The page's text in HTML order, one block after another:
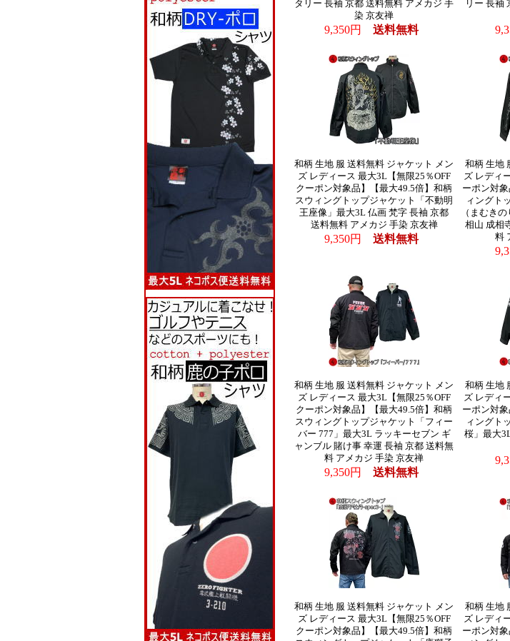
タリー 長袖 京都 送料無料 アメカジ 手
染 京友禅
9,350円 送料無料
リー 長袖
和柄 生地 服 送料無料 ジャケット メン
ズ レディース 最大3L【無限25％OFF
クーポン対象品】【最大49.5倍】和柄
スウィングトップジャケット「不動明
王座像」最大3L 仏画 梵字 長袖 京都
送料無料 アメカジ 手染 京友禅
9,350円 送料無料
和柄 生地
ズ レディ
ーポン対
ィングト
（まむき
相山 成相
料
和柄 生地 服 送料無料 ジャケット メン
ズ レディース 最大3L【無限25％OFF
クーポン対象品】【最大49.5倍】和柄
スウィングトップジャケット「フィー
バー 777」最大3L ラッキーセブン ギ
ャンブル 賭け事 幸運 長袖 京都 送料無
料 アメカジ 手染 京友禅
9,350円 送料無料
和柄 生地
ズ レディ
ーポン対
ィングト
桜」最大
和柄 生地 服 送料無料 ジャケット メン
ズ レディース 最大3L【無限25％OFF
クーポン対象品】【最大49.5倍】和柄
和柄 生地
ズ レディ
ーポン対